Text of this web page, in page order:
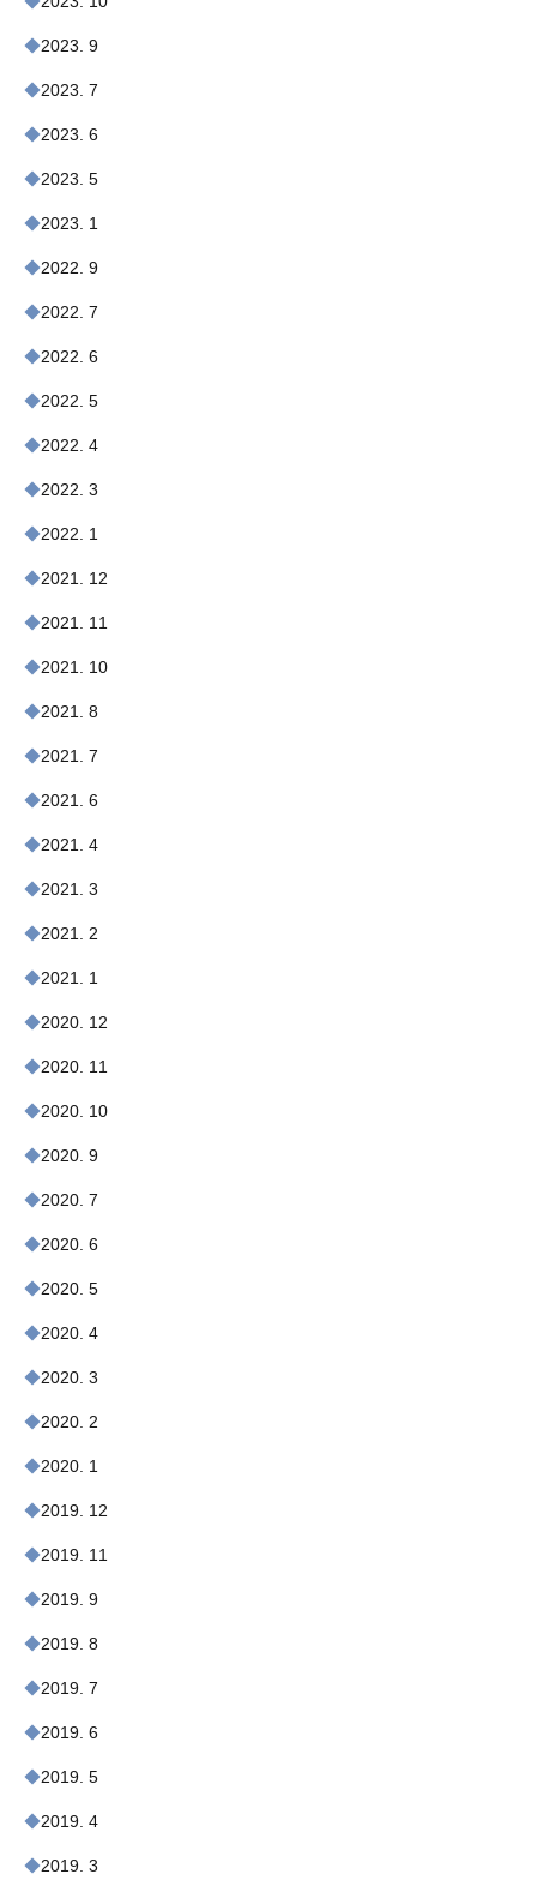
2023. 9
2023. 7
2023. 6
2023. 5
2023. 1
2022. 9
2022. 7
2022. 6
2022. 5
2022. 4
2022. 3
2022. 1
2021. 12
2021. 11
2021. 10
2021. 8
2021. 7
2021. 6
2021. 4
2021. 3
2021. 2
2021. 1
2020. 12
2020. 11
2020. 10
2020. 9
2020. 7
2020. 6
2020. 5
2020. 4
2020. 3
2020. 2
2020. 1
2019. 12
2019. 11
2019. 9
2019. 8
2019. 7
2019. 6
2019. 5
2019. 4
2019. 3